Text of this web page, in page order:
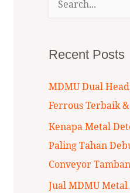
r
c
h
Recent Posts
MDMU Dual
Ferrous Terbaik
Kenapa Metal
Paling Tahan
Conveyor
Jual MDMU